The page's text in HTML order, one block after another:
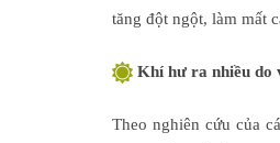
tăng đột ngột, làm mất
Khí hư ra nhiều do
Theo nghiên cứu của